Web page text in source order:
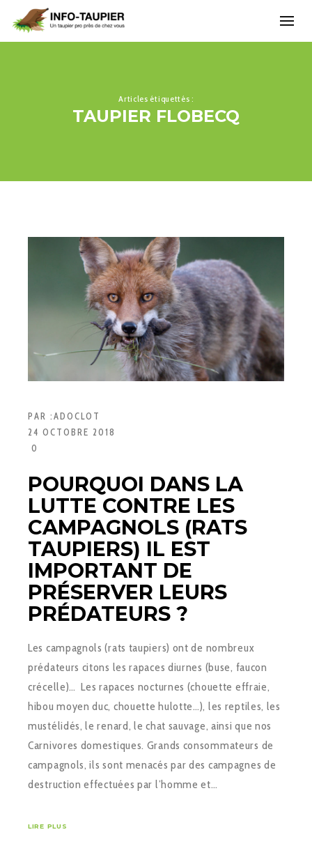
Articles étiquettés :
TAUPIER FLOBECQ
PAR :ADOCLOT
24 OCTOBRE 2018
0
POURQUOI DANS LA
LUTTE CONTRE LES
CAMPAGNOLS (RATS
TAUPIERS) IL EST
IMPORTANT DE
PRÉSERVER LEURS
PRÉDATEURS ?
Les campagnols (rats taupiers) ont de nombreux
prédateurs citons les rapaces diurnes (buse, faucon
crécelle)… Les rapaces nocturnes (chouette effraie,
hibou moyen duc, chouette hulotte…), les reptiles, les
mustélidés, le renard, le chat sauvage, ainsi que nos
Carnivores domestiques. Grands consommateurs de
campagnols, ils sont menacés par des campagnes de
destruction effectuées par l’homme et…
LIRE PLUS